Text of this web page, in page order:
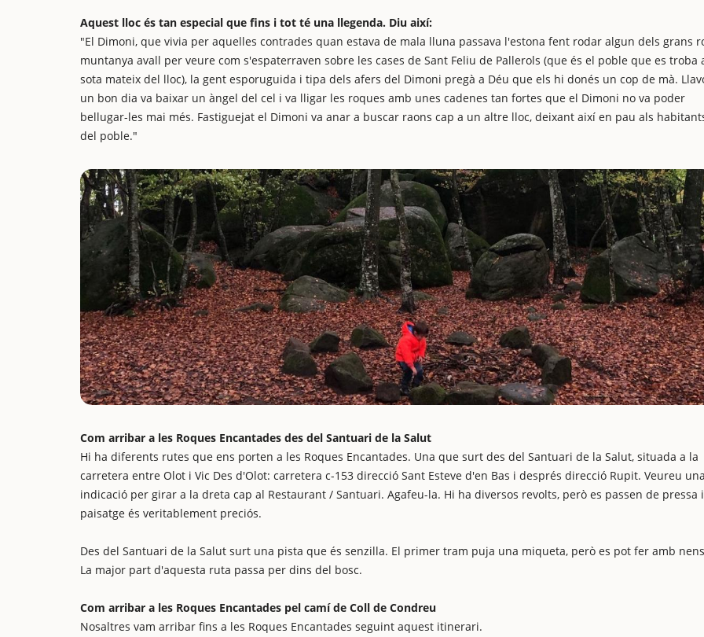
Aquest lloc és tan especial que fins i tot té una llegenda. Diu així:
"El Dimoni, que vivia per aquelles contrades quan estava de mala lluna passava l'estona fent rodar algun dels grans
muntanya avall per veure com s'espaterraven sobre les cases de Sant Feliu de Pallerols (que és el poble que es troba
sota mateix del lloc), la gent esporuguida i tipa dels afers del Dimoni pregà a Déu que els hi donés un cop de mà.
un bon dia va baixar un àngel del cel i va lligar les roques amb unes cadenes tan fortes que el Dimoni no va poder
bellugar-les mai més. Fastiguejat el Dimoni va anar a buscar raons cap a un altre lloc, deixant així en pau als
del poble."
Com arribar a les Roques Encantades des del Santuari de la Salut
Hi ha diferents rutes que ens porten a les Roques Encantades. Una que surt des del Santuari de la Salut, situada a la
carretera entre Olot i Vic Des d'Olot: carretera c-153 direcció Sant Esteve d'en Bas i després direcció Rupit. Veureu
indicació per girar a la dreta cap al Restaurant / Santuari. Agafeu-la. Hi ha diversos revolts, però es passen de pressa
paisatge és veritablement preciós.
Des del Santuari de la Salut surt una pista que és senzilla. El primer tram puja una miqueta, però es pot fer amb
La major part d'aquesta ruta passa per dins del bosc.
Com arribar a les Roques Encantades pel camí de Coll de Condreu
Nosaltres vam arribar fins a les Roques Encantades seguint aquest itinerari.